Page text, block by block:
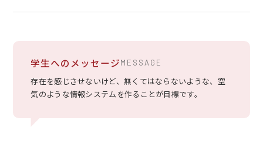
学生へのメッセージMESSAGE
存在を感じさせないけど、無くてはならないような、空
気のような情報システムを作ることが目標です。